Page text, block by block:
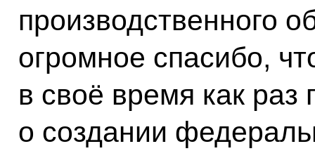
производственного
огромное спасибо,
в своё время как раз
о создании